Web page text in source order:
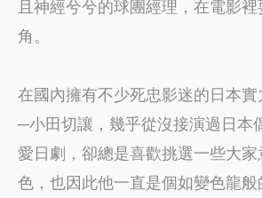
且神經兮兮的球團經理，在電影
角。
在國內擁有不少死忠影迷的日本
─小田切讓，幾乎從沒接演過日本
愛日劇，卻總是喜歡挑選一些大家
色，也因此他一直是個如變色龍般